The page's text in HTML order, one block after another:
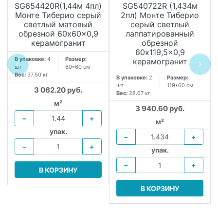
SG654420R(1,44м 4пл)
Монте Тиберио серый
светлый матовый
обрезной 60x60x0,9
керамогранит
В упаковке: 4
шт
Размер:
60*60 см
Вес: 37.50 кг
3 062.20 руб.
м²
−
+
упак.
−
+
В КОРЗИНУ
SG540722R (1,434м
2пл) Монте Тиберио
серый светлый
лаппатированный
обрезной
60x119,5x0,9
керамогранит
В упаковке: 2
шт
Размер:
119*60 см
Вес: 28.67 кг
3 940.60 руб.
м²
−
+
упак.
−
+
В КОРЗИНУ